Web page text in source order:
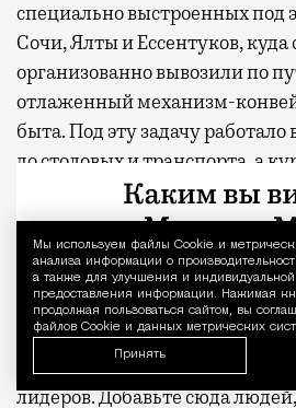
Мы используем файлы Сookie и
анализа информации о
а также для улучшения и индивидуальной
предоставления информации. Нажимая
продолжая пользоваться сайтом, вы
файлов Cookie и данных метрических
Принять
специально выстроенных под
Сочи, Ялты и Ессентуков, куда
организованно вывозили по
отлаженный механизм-
быта. Под эту задачу работало
до столовых и транспорта, а
потом транслировали кино и
Перевозить это настроение в
метрополии никому не
Расслабленная атмосфера
заповедниках и никуда оттуда
тут вдруг вырвалась и
мировым столицам — и Москва
лидеров. Добавьте сюда